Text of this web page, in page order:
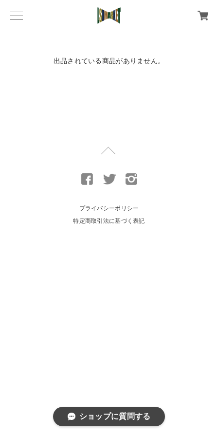
出品されている商品がありません。
プライバシーポリシー
特定商取引法に基づく表記
ショップに質問する